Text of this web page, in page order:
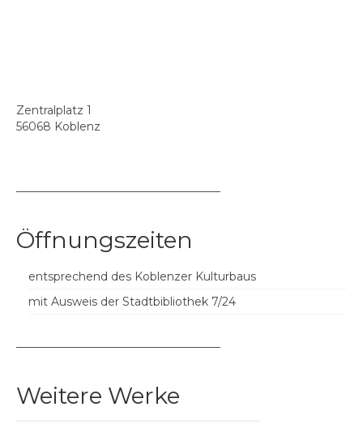
Zentralplatz 1
56068 Koblenz
––––––––––––––––––––––––––––––––––––
Öffnungszeiten
entsprechend des Koblenzer Kulturbaus
mit Ausweis der Stadtbibliothek 7/24
––––––––––––––––––––––––––––––––––––
Weitere Werke